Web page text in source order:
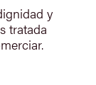
y
tratada